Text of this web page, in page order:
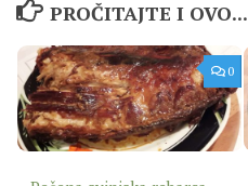
PROČITAJTE I OVO...
0